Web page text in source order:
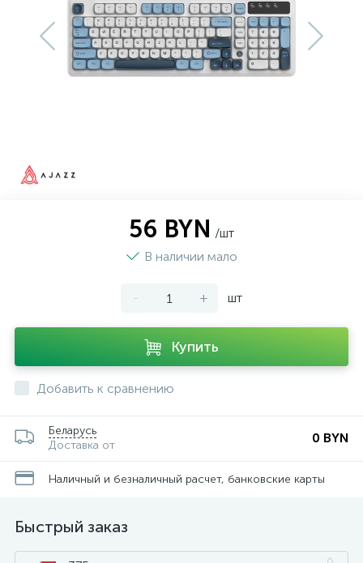
56 BYN /шт
В наличии мало
- + шт
Купить
Добавить к сравнению
Беларусь
Доставка от
0 BYN
Наличный и безналичный расчет, банковские карты
Быстрый заказ